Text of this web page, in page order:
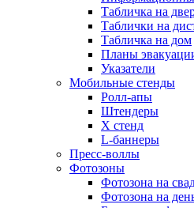
Табличка на
Таблички на
Табличка на дом
Планы
Указатели
Мобильные стенды
Ролл-апы
Штендеры
Х стенд
L-баннеры
Пресс-воллы
Фотозоны
Фотозона на
Фотозона на